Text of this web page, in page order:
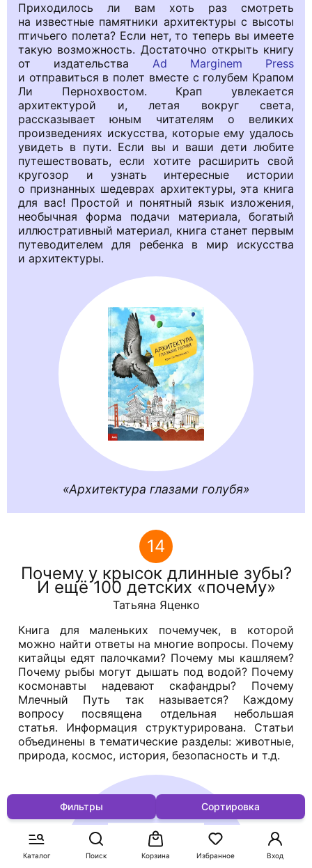
Каталог Поиск Вход
Избранное
Корзина
Приходилось ли вам хоть раз смотреть
на известные памятники архитектуры с высоты
птичьего полета? Если нет, то теперь вы имеете
такую возможность. Достаточно открыть книгу
от издательства Ad Marginem Press
и отправиться в полет вместе с голубем Крапом
Ли Пернохвостом. Крап увлекается
архитектурой и, летая вокруг света,
рассказывает юным читателям о великих
произведениях искусства, которые ему удалось
увидеть в пути. Если вы и ваши дети любите
путешествовать, если хотите расширить свой
кругозор и узнать интересные истории
о признанных шедеврах архитектуры, эта книга
для вас! Простой и понятный язык изложения,
необычная форма подачи материала, богатый
иллюстративный материал, книга станет первым
путеводителем для ребенка в мир искусства
и архитектуры.
Архитектура глазами голубя
14
Почему у крысок длинные зубы?
И ещё 100 детских «почему»
Татьяна Яценко
Книга для маленьких почемучек, в которой
можно найти ответы на многие вопросы. Почему
китайцы едят палочками? Почему мы кашляем?
Почему рыбы могут дышать под водой? Почему
космонавты надевают скафандры? Почему
Млечный Путь так называется? Каждому
вопросу посвящена отдельная небольшая
статья. Информация структурирована. Статьи
объединены в тематические разделы: животные,
природа, космос, история, безопасность и т.д.
Фильтры Сортировка